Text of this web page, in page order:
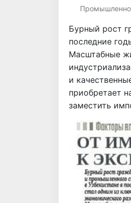
Бурный рост
последние
Масштабные
и
приобретает
заместить